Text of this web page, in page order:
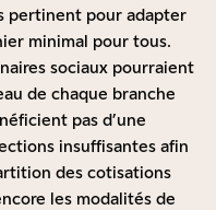
pertinent pour adapter
minimal pour tous.
sociaux pourraient
de chaque branche
pas d’une
insuffisantes afin
des cotisations
les modalités de